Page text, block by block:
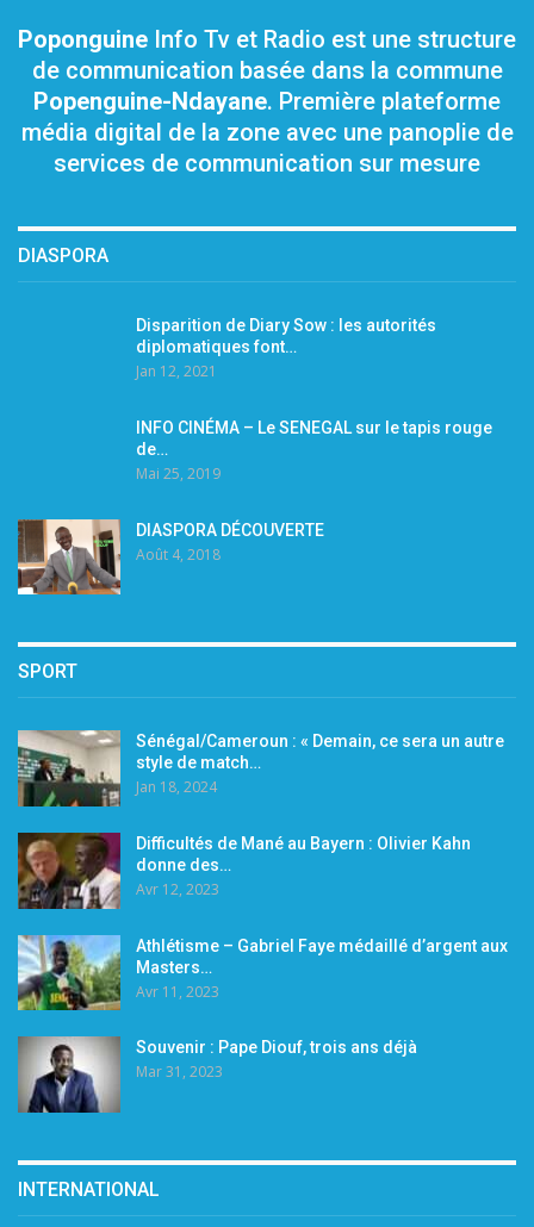
Poponguine Info Tv et Radio est une structure
de communication basée dans la commune
Popenguine-Ndayane. Première plateforme
média digital de la zone avec une panoplie de
services de communication sur mesure
DIASPORA
Disparition de Diary Sow : les autorités
diplomatiques font…
Jan 12, 2021
INFO CINÉMA – Le SENEGAL sur le tapis rouge
de…
Mai 25, 2019
DIASPORA DÉCOUVERTE
Août 4, 2018
SPORT
Sénégal/Cameroun : « Demain, ce sera un autre
style de match…
Jan 18, 2024
Difficultés de Mané au Bayern : Olivier Kahn
donne des…
Avr 12, 2023
Athlétisme – Gabriel Faye médaillé d’argent aux
Masters…
Avr 11, 2023
Souvenir : Pape Diouf, trois ans déjà
Mar 31, 2023
INTERNATIONAL